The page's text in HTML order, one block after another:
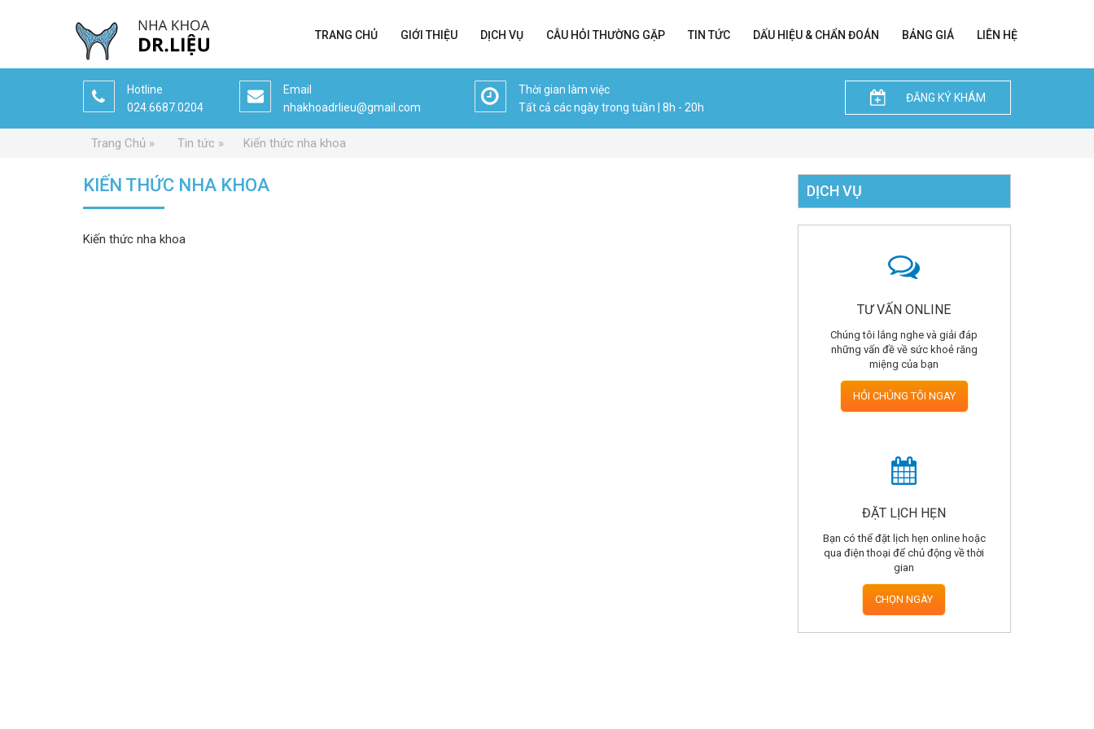
TRANG CHỦ GIỚI THIỆU DỊCH VỤ CÂU HỎI THƯỜNG GẶP TIN TỨC DẤU HIỆU & CHẨN ĐOÁN BẢNG GIÁ LIÊN HỆ
Hotline
024.6687.0204
Email
nhakhoadrlieu@gmail.com
Thời gian làm việc
Tất cả các ngày trong tuần | 8h - 20h
ĐĂNG KÝ KHÁM
Trang Chủ Tin tức Kiến thức nha khoa
KIẾN THỨC NHA KHOA
Kiến thức nha khoa
DỊCH VỤ
TƯ VẤN ONLINE
Chúng tôi lắng nghe và giải đáp
những vấn đề về sức khoẻ răng
miệng của bạn
HỎI CHÚNG TÔI NGAY
ĐẶT LỊCH HẸN
Bạn có thể đặt lịch hẹn online hoặc
qua điện thoại để chủ động về thời
gian
CHỌN NGÀY